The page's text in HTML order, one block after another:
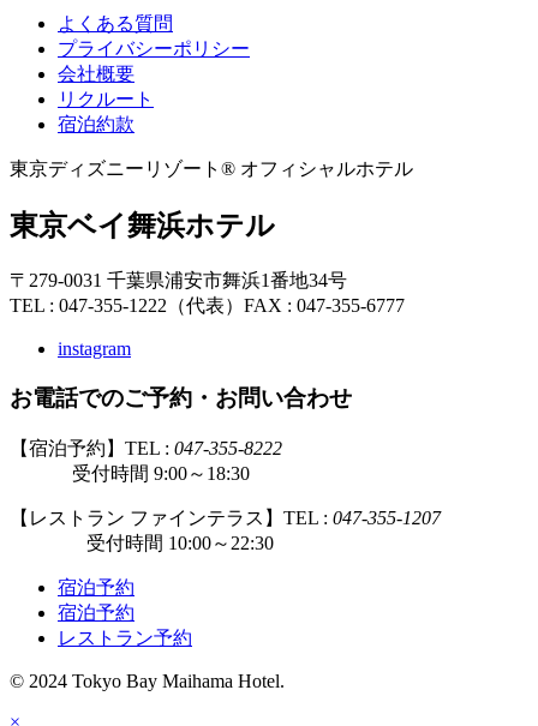
よくある質問
プライバシーポリシー
会社概要
リクルート
宿泊約款
東京ディズニーリゾート® オフィシャルホテル
東京ベイ舞浜ホテル
〒279-0031 千葉県浦安市舞浜1番地34号
TEL : 047-355-1222（代表） FAX : 047-355-6777
instagram
お電話でのご予約・お問い合わせ
【宿泊予約】TEL : 047-355-8222
受付時間 9:00～18:30
【レストラン ファインテラス】TEL : 047-355-1207
受付時間 10:00～22:30
宿泊予約
宿泊予約
レストラン予約
© 2024 Tokyo Bay Maihama Hotel.
×